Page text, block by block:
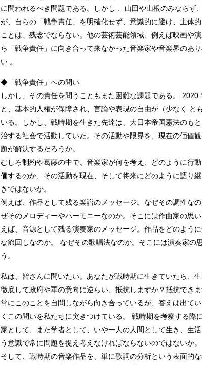
に問われるべき問題である。しかし 、山田や山根のみならず
が、自らの「戦争責任」を明確化せず、意識的に避け、主体
ことは、残念でならない。他の芸術芸能領域、例えば映画や
ら「戦争責任」に向き合って来なかった音楽家や音楽界のあ
い 。
◆「戦争責任」への問い
しかし、その責任を問うこともまた困難な課題である。
と、基本的人権が保障され、言論や表現の自由が（少なく と
いる。しかし、戦時期を生きた先達は、大日本帝国憲法のも
治する社会で活動していた。その活動や限界を、現在の価値
題が解決するだろうか。
むしろ制約や葛藤の中で、音楽家が何を考え、どのように行
価するのか、その活動を現在、そして将来にどのように語り
きではないか。
例えば、作品として残る楽譜のメッセージ。なぜその調性な
ぜそのメロディーやハーモニーなのか。そこには作曲家の思
えば、音源として残る演奏家のメッセージ。作品をどのよう
な節回しなのか。 なぜその歌唱法なのか。そこには演奏家の
う。
私は、皆さんに問いたい。あなたが戦時期に生きていたら、
徹底して政府や軍の意向に逆らい、抵抗しますか？抵抗でき
常にこのことを自問しながら向き合っているが、答えは出て
くこの問いを私たちに突きつけている。 戦時期を考察する際
家として、また学者として、いや一人の人間として生き、生
う意識で常に問題を捉え考えなければならないのではないか。
そして、戦時期の音楽作品を、単に歌詞の分析という表面的